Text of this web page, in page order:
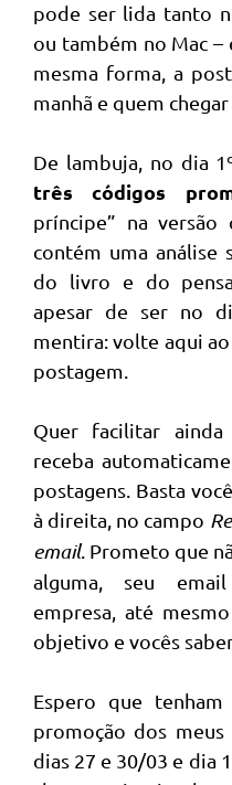
pode ser lida tanto
ou também no Mac –
mesma forma, a
manhã e quem
De lambuja, no dia
três códigos
príncipe” na versão
contém uma análise
do livro e do
apesar de ser no
mentira: volte aqui
postagem.
Quer facilitar
receba
postagens. Basta
à direita, no campo
email. Prometo que
alguma, seu
empresa, até
objetivo e vocês
Espero que tenham
promoção dos meus
dias 27 e 30/03 e dia